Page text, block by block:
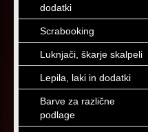
dodatki
Scrabooking
Luknjači, škarje skalpeli
Lepila, laki in dodatki
Barve za različne
podlage